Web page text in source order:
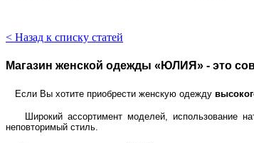
< Назад к списку статей
Магазин женской одежды «ЮЛИЯ» - это
Если Вы хотите приобрести женскую одежду
Широкий ассортимент моделей, использование
неповторимый стиль.